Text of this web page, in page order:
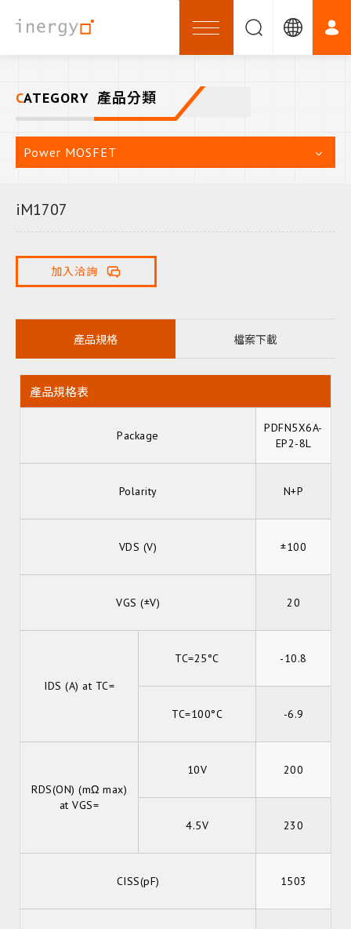
CATEGORY 產品分類
Power MOSFET
iM1707
加入洽詢
產品規格 檔案下載
產品規格表
Package
PDFN5X6A-
EP2-8L
Polarity N+P
VDS (V) ±100
VGS (±V) 20
IDS (A) at TC=
TC=25°C -10.8
TC=100°C -6.9
RDS(ON) (mΩ max)
at VGS=
10V 200
4.5V 230
CISS(pF) 1503